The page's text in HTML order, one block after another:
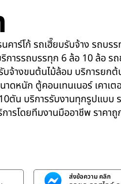
คาร์โก้ รถเฮี๊ยบรับจ้าง รถบรร
การรถบรรทุก 6 ล้อ 10 ล้อ ร
จ้างขนต้นไม้ล้อม บริการยกต้
หนัก ตู้คอนเทนเนอร์ เคาเต
ตัน บริการรับงานทุกรูปแบบ
ารโดยทีมงานมืออาชีพ ราคาถู
ส่งข้อความ คลิก